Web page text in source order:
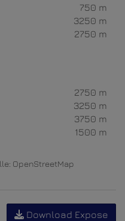
750 m
3250 m
2750 m
2750 m
3250 m
3750 m
1500 m
OpenStreetMap
Download Expose